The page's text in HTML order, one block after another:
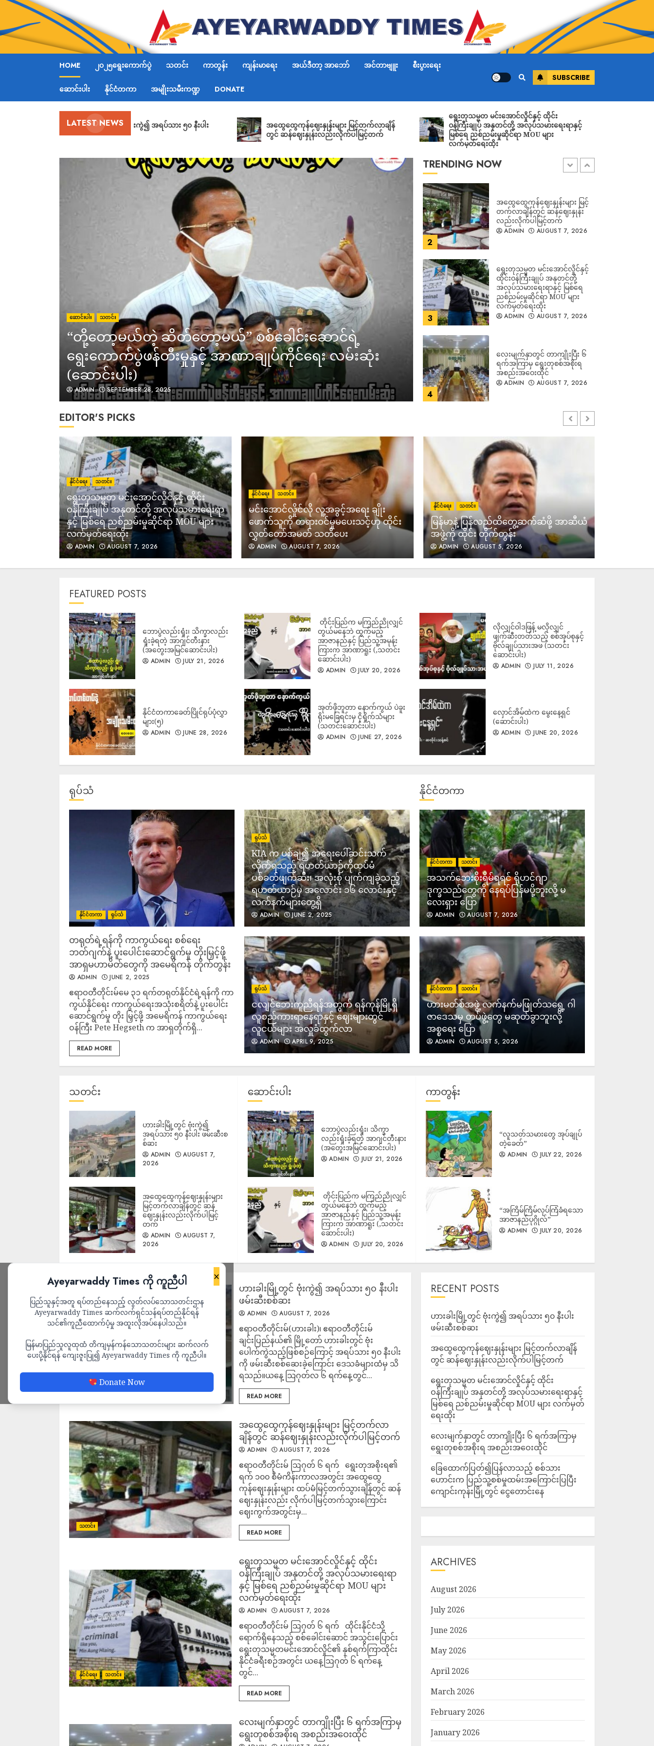
HOME ၂၀၂၅ရွေးကောက်ပွဲ သတင်း ကာတွန်း ကျန်းမာရေး အယ်ဒီတာ့ အာဘော် အင်တာဗျူး စီးပွားရေး
ဆောင်းပါး နိုင်ငံတကာ အမျိုးသမီးကဏ္ဍ DONATE
SUBSCRIBE
LATEST NEWS
ဟားခါးမြို့တွင် ဗုံးကွဲ၍ အရပ်သား ၅၀ နီးပါး
ဖမ်းဆီးစစ်ဆး
အထွေထွေကုန်ဈေးနှုန်းများ မြင့်တက်လာချိန်
တွင် ဆန်ဈေးနှုန်းလည်းလိုက်ပါမြင့်တက်
ရွေးတုသမ္မတ မင်းအောင်လှိုင်နှင့် ထိုင်း
ဝန်ကြီးချုပ် အနုတင်တို့ အလုပ်သမားရေးရာနှင့်
မြစ်ရေ ညစ်ညမ်းမှုဆိုင်ရာ MOU များ
လက်မှတ်ရေးထိုး
ဆောင်းပါး သတင်း
“တို့တော့မယ်တဲ့ ဆိတ်တော့မယ်” စစ်ခေါင်းဆောင်ရဲ့
ရွေးကောက်ပွဲဖန်တီးမှုနှင့် အာဏာချုပ်ကိုင်ရေး လမ်းဆုံး
(ဆောင်းပါး)
ADMIN SEPTEMBER 28, 2025
TRENDING NOW
ကြို့ပင်ကောက်တွင် ရွေးတု
အစိုးရစစ်တပ်က “မကြောက်ကြပါ
နဲ့” ဟု လိုက်လံစည်းရုံးနေ
ပြီး ပြည်သူများကို ပစ်သတ်၍ ၁ ဦး
သေဆုံးကာ ၆ ဦးဒဏ်ရာရ
1
ဟားခါးမြို့တွင် ဗုံးကွဲ၍ အရပ်သား
၅၀ နီးပါး ဖမ်းဆီးစစ်ဆး
2
အထွေထွေကုန်ဈေးနှုန်းများ မြင့်
တက်လာချိန်တွင် ဆန်ဈေးနှုန်း
လည်းလိုက်ပါမြင့်တက်
ADMIN AUGUST 7, 2026
3
ရွေးတုသမ္မတ မင်းအောင်လှိုင်နှင့်
ထိုင်းဝန်ကြီးချုပ် အနုတင်တို့
အလုပ်သမားရေးရာနှင့် မြစ်ရေ
ညစ်ညမ်းမှုဆိုင်ရာ MOU များ
လက်မှတ်ရေးထိုး
ADMIN AUGUST 7, 2026
4
လေးမျက်နှာတွင် တာကျိုးပြီး ၆
ရက်အကြာမှ ရွေးတုစစ်အစိုးရ
အစည်းအဝေးထိုင်
ADMIN AUGUST 7, 2026
ခြေထောက်ပြတ်၍ပြန်လာသည့်
စစ်သားဟောင်းက ပြည်သူ့စစ်မှု
ထမ်းအကြောင်းပြပြီး ကျောင်း
ကုန်းမြို့တွင် ငွေတောင်းနေ
ADMIN AUGUST 7, 2026
6
အသက်ဘေးစိုးရိမ်ရရင် ရိုဟင်ဂျာ
ဒုက္ခသည်တွေကို နေရပ်ပြန်မပို့ဘူး
လို့ မလေးရှား ပြော
ADMIN AUGUST 7, 2026
7
ကြို့ပင်ကောက်တွင် ရွေးတု
ADMIN AUGUST 7, 2026
1
ဟားခါးမြို့တွင် ဗုံးကွဲ၍ အရပ်သား
၅၀ နီးပါး ဖမ်းဆီးစစ်ဆး
အထွေထွေကုန်ဈေးနှုန်းများ မြင့်
ADMIN AUGUST 7, 2026
3
ထိုင်းဝန်ကြီးချုပ် အနုတင်တို့
အလုပ်သမားရေးရာနှင့် မြစ်ရေ
ညစ်ညမ်းမှုဆိုင်ရာ MOU များ
လက်မှတ်ရေးထိုး
ADMIN AUGUST 7, 2026
EDITOR'S PICKS
နိုင်ငံရေး သတင်း
ရွေးတုသမ္မတ မင်းအောင်လှိုင်နှင့် ထိုင်း
ဝန်ကြီးချုပ် အနုတင်တို့ အလုပ်သမားရေးရာ
နှင့် မြစ်ရေ ညစ်ညမ်းမှုဆိုင်ရာ MOU များ
လက်မှတ်ရေးထိုး
ADMIN AUGUST 7, 2026
နိုင်ငံရေး သတင်း
မင်းအောင်လှိုင်လို လူ့အခွင့်အရေး ချိုး
ဖောက်သူကို တရားဝင်မှုမပေးသင့်ဟု ထိုင်း
လွှတ်တော်အမတ် သတိပေး
ADMIN AUGUST 7, 2026
နိုင်ငံရေး သတင်း
မြန်မာနဲ့ ပြန်လည်ထိတွေ့ဆက်ဆံဖို့ အာဆီယံ
အဖွဲ့ကို ထိုင်း တိုက်တွန်း
ADMIN AUGUST 5, 2026
FEATURED POSTS
ဘောပွဲလည်းရှုံး၊ သိက္ခာလည်း
ရှုံးခဲ့ရတဲ့ အာဂျင်တီးနား
(အတွေးအမြင်ဆောင်းပါး)
ADMIN JULY 21, 2026
‎ တိုင်းပြည်က မကြည်ညိုလျှင်
တွယ်မနေဘဲ ထွက်မည့်
အာဇာနည်နှင့် ပြည်သူ့အမုန်း
ကြားက အာဏာရူး (,သတင်း
ဆောင်းပါး)
ADMIN JULY 20, 2026
လိုလျှင်ဝါဒဖြန့် မလိုလျှင်
ဖျက်ဆီးတတ်သည့် စစ်အုပ်စုနှင့်
ဗိုလ်ချုပ်သားအဖ (သတင်း
ဆောင်းပါး)
ADMIN JULY 11, 2026
နိုင်ငံတကာခေတ်ပြိုင်ရုပ်ပုံလွှာ
များ(၅)
ADMIN JUNE 28, 2026
အုတ်ဖိုဘူတာ နောက်ကွယ် ပဲခူး
ရိုးမခြေရင်းမှ ငိုရှိုက်သံများ
(သတင်းဆောင်းပါး)
ADMIN JUNE 27, 2026
လှောင်အိမ်ထဲက မွေးနေ့ရှင်
(ဆောင်းပါး)
ADMIN JUNE 20, 2026
ရုပ်သံ
နိုင်ငံတကာ ရုပ်သံ
တရုတ်ရဲ့ရန်ကို ကာကွယ်ရေး စစ်ရေး
ဘတ်ဂျက်နဲ့ ပူးပေါင်းဆောင်ရွက်မှု တိုးမြှင့်ဖို့
အာရှမဟာမိတ်တွေကို အမေရိကန် တိုက်တွန်း
ADMIN JUNE 2, 2025
ဧရာဝတီတိုင်းမ်မေ ၃၁ ရက်တရုတ်နိုင်ငံရဲ့ရန်ကို ကာ
ကွယ်နိုင်ရေး ကာကွယ်ရေးအသုံးစရိတ်နဲ့ ပူးပေါင်း
ဆောင်ရွက်မှု တိုး မြှင့်ဖို့ အမေရိကန် ကာကွယ်ရေး
ဝန်ကြီး Pete Hegseth က အာရှတိုက်ရှိ...
READ MORE
ရုပ်သံ
KIA က ပစ်ချ၍ အရေးပေါ်ဆင်းသက်
လိုက်ရသည့် ရဟတ်ယာဉ်ကိုထပ်မံ
ပစ်ခတ်ဖျက်ဆီး၊ အလုံးစုံ ပျက်ကျခဲ့သည့်
ရဟတ်ယာဉ်မှ အလောင်း ၁၆ လောင်းနှင့်
လက်နက်များတွေ့ရှိ
ADMIN JUNE 2, 2025
ရုပ်သံ
ငလျင်ဘေးကူညီရန်အတွက် ရန်ကုန်မြို့ရှိ
လူစည်ကားရာနေရာနှင့် ဈေးများတွင်
လူငယ်များ အလှူခံထွက်လာ
ADMIN APRIL 9, 2025
နိုင်ငံတကာ
နိုင်ငံတကာ သတင်း
အသက်ဘေးစိုးရိမ်ရရင် ရိုဟင်ဂျာ
ဒုက္ခသည်တွေကို နေရပ်ပြန်မပို့ဘူးလို့ မ
လေးရှား ပြော
ADMIN AUGUST 7, 2026
နိုင်ငံတကာ သတင်း
ဟားမတ်စ်အဖွဲ့ လက်နက်မဖြုတ်သရွေ့ ဂါ
ဇာဒေသမှ တပ်ဖွဲ့တွေ မဆုတ်ခွာဘူးလို့
အစ္စရေး ပြော
ADMIN AUGUST 5, 2026
သတင်း
ဟားခါးမြို့တွင် ဗုံးကွဲ၍
အရပ်သား ၅၀ နီးပါး ဖမ်းဆီးစ
စ်ဆး
ADMIN
AUGUST 7,
2026
အထွေထွေကုန်ဈေးနှုန်းများ
မြင့်တက်လာချိန်တွင် ဆန်
ဈေးနှုန်းလည်းလိုက်ပါမြင့်
တက်
ADMIN
AUGUST 7,
2026
ဆောင်းပါး
ဘောပွဲလည်းရှုံး၊ သိက္ခာ
လည်းရှုံးခဲ့ရတဲ့ အာဂျင်တီးနား
(အတွေးအမြင်ဆောင်းပါး)
ADMIN JULY 21, 2026
‎ တိုင်းပြည်က မကြည်ညိုလျှင်
တွယ်မနေဘဲ ထွက်မည့်
အာဇာနည်နှင့် ပြည်သူ့အမုန်း
ကြားက အာဏာရူး (,သတင်း
ဆောင်းပါး)
ADMIN JULY 20, 2026
ကာတွန်း
“လူသတ်သမားတွေ အုပ်ချုပ်
တဲ့ခေတ်”
ADMIN JULY 22, 2026
“အကြိမ်ကြိမ်လုပ်ကြံခံရသော
အာဇာနည်ပုဂ္ဂိုလ်”
ADMIN JULY 20, 2026
×
Ayeyarwaddy Times ကို ကူညီပါ
ပြည်သူနှင့်အတူ ရပ်တည်နေသည့် လွတ်လပ်သောသတင်းဌာန
Ayeyarwaddy Times ဆက်လက်ရှင်သန်ရပ်တည်နိုင်ရန်
သင်၏ကူညီထောက်ပံ့မှု အထူးလိုအပ်နေပါသည်။
မြန်မာပြည်သူလူထုထံ တိကျမှန်ကန်သောသတင်းများ ဆက်လက်
ပေးပို့နိုင်ရန် ကျေးဇူးပြု၍ Ayeyarwaddy Times ကို ကူညီပါ။
Donate Now
ဟားခါးမြို့တွင် ဗုံးကွဲ၍ အရပ်သား ၅၀ နီးပါး
ဖမ်းဆီးစစ်ဆး
ADMIN AUGUST 7, 2026
ဧရာဝတီတိုင်းမ်(ဟားခါး)၊ ဧရာဝတီတိုင်းမ်
ချင်းပြည်နယ်၏ မြို့တော် ဟားခါးတွင် ဗုံး
ပေါက်ကွဲသည့်ဖြစ်စဉ်ကြောင့် အရပ်သား ၅၀ နီးပါး
ကို ဖမ်းဆီးစစ်ဆေးခဲ့ကြောင်း ဒေသခံများထံမှ သိ
ရသည်။ယနေ့ သြဂုတ်လ ၆ ရက်နေ့တွင်...
READ MORE
သတင်း
အထွေထွေကုန်ဈေးနှုန်းများ မြင့်တက်လာ
ချိန်တွင် ဆန်ဈေးနှုန်းလည်းလိုက်ပါမြင့်တက်
ADMIN AUGUST 7, 2026
ဧရာဝတီတိုင်းမ် ဩဂုတ် ၆ ရက် ရွေးတုအစိုးရ၏
ရက် ၁၀၀ စီမံကိန်းကာလအတွင်း အထွေထွေ
ကုန်ဈေးနှုန်းများ ထပ်မံမြင့်တက်သွားချိန်တွင် ဆန်
ဈေးနှုန်းလည်း လိုက်ပါမြင့်တက်သွားကြောင်း
ဈေးကွက်အတွင်းမှ...
READ MORE
နိုင်ငံရေး သတင်း
ရွေးတုသမ္မတ မင်းအောင်လှိုင်နှင့် ထိုင်း
ဝန်ကြီးချုပ် အနုတင်တို့ အလုပ်သမားရေးရာ
နှင့် မြစ်ရေ ညစ်ညမ်းမှုဆိုင်ရာ MOU များ
လက်မှတ်ရေးထိုး
ADMIN AUGUST 7, 2026
ဧရာဝတီတိုင်းမ် ဩဂုတ် ၆ ရက် ထိုင်းနိုင်ငံသို့
ရောက်ရှိနေသည့် စစ်ခေါင်းဆောင် အသွင်းပြောင်း
ရွေးတုသမ္မတမင်းအောင်လှိုင်၏ နှစ်ရက်ကြာထိုင်း
နိုင်ငံခရီးစဉ်အတွင်း ယနေ့ဩဂုတ် ၆ ရက်နေ့
တွင်...
READ MORE
လေးမျက်နှာတွင် တာကျိုးပြီး ၆ ရက်အကြာမှ
ရွေးတုစစ်အစိုးရ အစည်းအဝေးထိုင်
RECENT POSTS
ဟားခါးမြို့တွင် ဗုံးကွဲ၍ အရပ်သား ၅၀ နီးပါး
ဖမ်းဆီးစစ်ဆး
အထွေထွေကုန်ဈေးနှုန်းများ မြင့်တက်လာချိန်
တွင် ဆန်ဈေးနှုန်းလည်းလိုက်ပါမြင့်တက်
ရွေးတုသမ္မတ မင်းအောင်လှိုင်နှင့် ထိုင်း
ဝန်ကြီးချုပ် အနုတင်တို့ အလုပ်သမားရေးရာနှင့်
မြစ်ရေ ညစ်ညမ်းမှုဆိုင်ရာ MOU များ လက်မှတ်
ရေးထိုး
လေးမျက်နှာတွင် တာကျိုးပြီး ၆ ရက်အကြာမှ
ရွေးတုစစ်အစိုးရ အစည်းအဝေးထိုင်
ခြေထောက်ပြတ်၍ပြန်လာသည့် စစ်သား
ဟောင်းက ပြည်သူ့စစ်မှုထမ်းအကြောင်းပြပြီး
ကျောင်းကုန်းမြို့တွင် ငွေတောင်းနေ
ARCHIVES
August 2026
July 2026
June 2026
May 2026
April 2026
March 2026
February 2026
January 2026